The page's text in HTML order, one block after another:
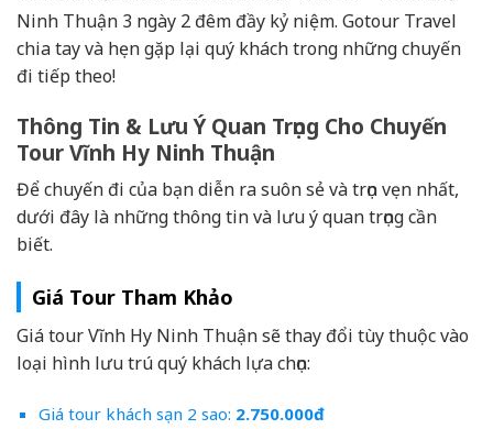
Ninh Thuận 3 ngày 2 đêm đầy kỷ niệm. Gotour Travel
chia tay và hẹn gặp lại quý khách trong những chuyến
đi tiếp theo!
Thông Tin & Lưu Ý Quan Trọng Cho Chuyến
Tour Vĩnh Hy Ninh Thuận
Để chuyến đi của bạn diễn ra suôn sẻ và trọn vẹn nhất,
dưới đây là những thông tin và lưu ý quan trọng cần
biết.
Giá Tour Tham Khảo
Giá tour Vĩnh Hy Ninh Thuận sẽ thay đổi tùy thuộc vào
loại hình lưu trú quý khách lựa chọn:
Giá tour khách sạn 2 sao: 2.750.000đ